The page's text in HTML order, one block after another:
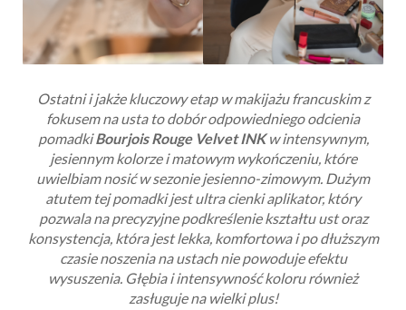
Ostatni i jakże kluczowy etap w makijażu francuskim z
fokusem na usta to dobór odpowiedniego odcienia
pomadkiBourjois Rouge Velvet INKw intensywnym,
jesiennym kolorze i matowym wykończeniu, które
uwielbiam nosić w sezonie jesienno-zimowym. Dużym
atutem tej pomadki jest ultra cienki aplikator, który
pozwala na precyzyjne podkreślenie kształtu ust oraz
konsystencja, która jest lekka, komfortowa i po dłuższym
czasie noszenia na ustach nie powoduje efektu
wysuszenia. Głębia i intensywność koloru również
zasługuje na wielki plus!